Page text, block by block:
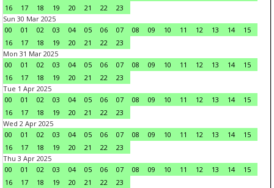
16
17 18 19 20 21 22
23
Sun 30 Mar 2025
00
01 02 03 04 05 06 07 08 09 10 11 12 13 14
15
16
17 18 19 20 21 22
23
Mon 31 Mar 2025
00
01 02 03 04 05 06 07 08 09 10 11 12 13 14
15
16
17 18 19 20 21 22
23
Tue 1 Apr 2025
00
01 02 03 04 05 06 07 08 09 10 11 12 13 14
15
16
17 18 19 20 21 22
23
Wed 2 Apr 2025
00
01 02 03 04 05 06 07 08 09 10 11 12 13 14
15
16
17 18 19 20 21 22
23
Thu 3 Apr 2025
00
01 02 03 04 05 06 07 08 09 10 11 12 13 14
15
16
17 18 19 20 21 22
23